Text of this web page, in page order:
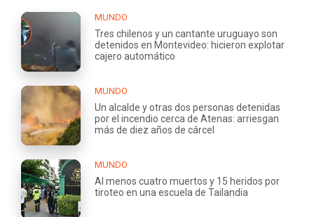
MUNDO
Tres chilenos y un cantante uruguayo son
detenidos en Montevideo: hicieron explotar
cajero automático
MUNDO
Un alcalde y otras dos personas detenidas
por el incendio cerca de Atenas: arriesgan
más de diez años de cárcel
MUNDO
Al menos cuatro muertos y 15 heridos por
tiroteo en una escuela de Tailandia